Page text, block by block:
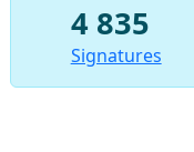
4 835
Signatures